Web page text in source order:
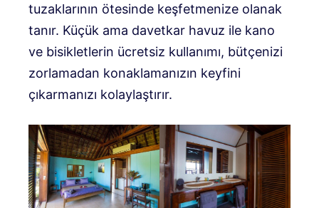
tuzaklarının ötesinde keşfetmenize olanak
tanır. Küçük ama davetkar havuz ile kano
ve bisikletlerin ücretsiz kullanımı, bütçenizi
zorlamadan konaklamanızın keyfini
çıkarmanızı kolaylaştırır.